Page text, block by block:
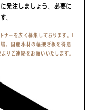
発注しましょう。必要に
。
ーを広く募集しております。L
、国産木材の幅接ぎ板を得意
りご連絡をお願いいたします。